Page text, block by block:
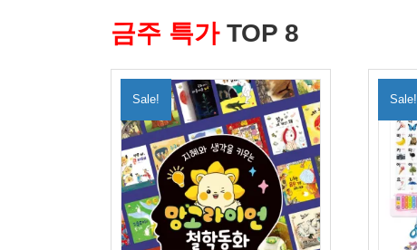
금주 특가 TOP 8
Sale! Sale!